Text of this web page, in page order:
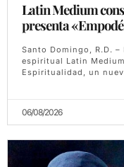
Latin Medium
presenta
Santo Domingo, R.D.
espiritual Latin
Espiritualidad, un
06/08/2026